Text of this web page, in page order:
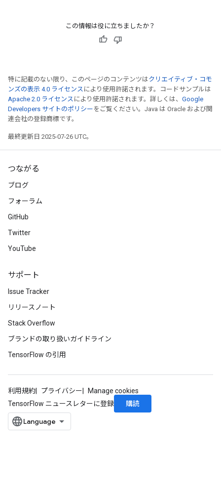
この情報は役に立ちましたか？
特に記載のない限り、このページのコンテンツはクリエイティブ・コモ
ンズの表示 4.0 ライセンス により使用許諾されます。コードサンプルは
Apache 2.0 ライセンス により使用許諾されます。詳しくは、 Google
Developers サイトのポリシー をご覧ください。Java は Oracle および関
連会社の登録商標です。
最終更新日 2025-07-26 UTC。
つながる
ブログ
フォーラム
GitHub
Twitter
YouTube
サポート
Issue Tracker
リリースノート
Stack Overflow
ブランドの取り扱いガイドライン
TensorFlow の引用
利用規約 プライバシー
Manage cookies
TensorFlow ニュースレターに登録
購読